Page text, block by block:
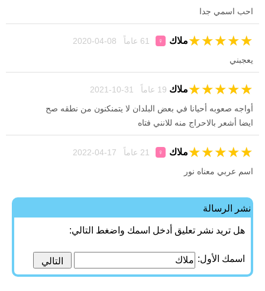
احب اسمي جدا
ملاك ♀ ★
★
★
★
★
يعجبني
ملاك ★
★
★
★
★
أواجه صعوبه أحيانا في بعض البلدان لا يتمنكنون من نطقه صح
ايضا أشعر بالاحراج منه للانني فتاه
ملاك ♀ ★
★
★
★
★
اسم عربي معناه نور
نشر الرسالة
هل تريد نشر تعليق أدخل اسمك واضغط التالي:
اسمك الأول: